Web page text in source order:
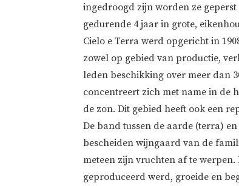
ingedroogd zijn worden ze
gedurende 4 jaar in grote,
Cielo e Terra werd opgericht in
zowel op gebied van productie,
leden beschikking over meer dan
concentreert zich met name in de
de zon. Dit gebied heeft ook een
De band tussen de aarde (terra)
bescheiden wijngaard van de
meteen zijn vruchten af te
geproduceerd werd, groeide en